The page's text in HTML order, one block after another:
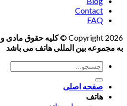
Contact
FAQ
Copyright 2026 ©
کلیه حقوق مادی
به مجموعه بین المللی هاتف می باشد
جستجو
برای:
صفحه اصلی
هاتف